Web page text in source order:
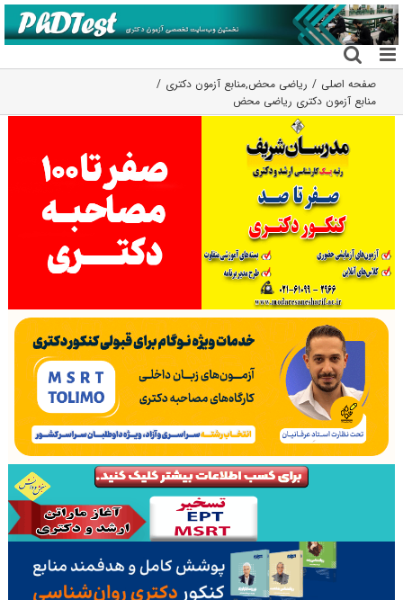
رفتن
به
محتوا
صفحه اصلی ریاضی محض,منابع آزمون دکتری
منابع آزمون دکتری ریاضی محض